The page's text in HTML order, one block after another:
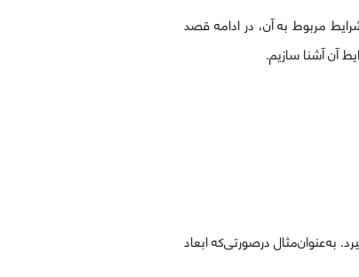
مربوط به آن، در ادامه قصد
آن آشنا سازیم.
به‌عنوان‌مثال درصورتی‌که ابعاد